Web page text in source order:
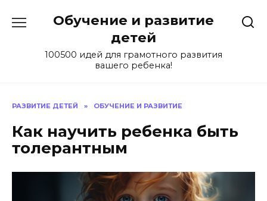
Обучение и развитие
детей
100500 идей для грамотного развития
вашего ребенка!
РАЗВИТИЕ ДЕТЕЙ » ОБУЧЕНИЕ И РАЗВИТИЕ
Как научить ребенка быть
толерантным